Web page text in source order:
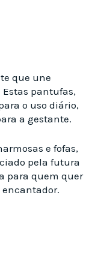
que une
pantufas,
o uso diário,
a gestante.
e fofas,
pela futura
para quem quer